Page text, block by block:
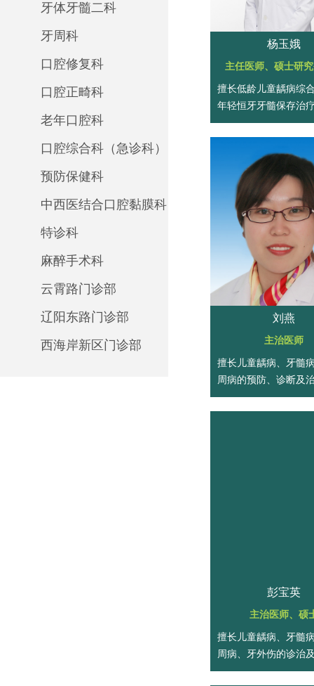
牙体牙髓二科
牙周科
口腔修复科
口腔正畸科
老年口腔科
口腔综合科（急诊科）
预防保健科
中西医结合口腔黏膜科
特诊科
麻醉手术科
云霄路门诊部
辽阳东路门诊部
西海岸新区门诊部
杨玉娥
主任医师、硕士研
擅长低龄儿童龋病综
年轻恒牙牙髓保存治
牙外伤序列治疗、咬
牙齿发育异常诊治、
童行为管理和口腔复
的镇静、全麻下舒适
刘燕
主治医师
擅长儿童龋病、牙髓
周病的预防、诊断及
外伤序列治疗。
彭宝英
主治医师、硕
擅长儿童龋病、牙髓
周病、牙外伤的诊治
腔疾病的预防。